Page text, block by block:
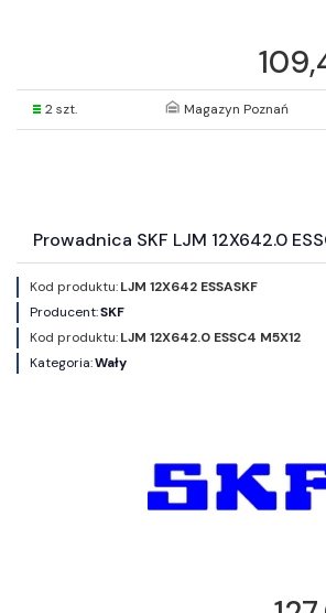
2 szt. Magazyn Poznań
Prowadnica SKF LJM 12X642.0
Kod produktu:LJM 12X642 ESSASKF
Producent:SKF
Kod produktu:LJM 12X642.0 ESSC4 M5X12
Kategoria:Wały